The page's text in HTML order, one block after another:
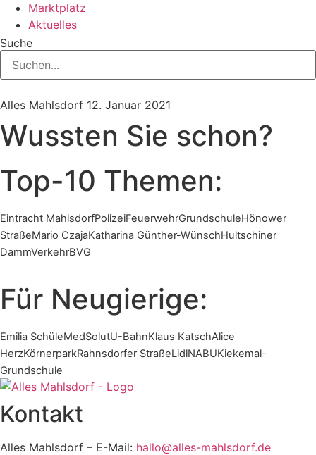
Marktplatz
Aktuelles
Suche
Alles Mahlsdorf 12. Januar 2021
Wussten Sie schon?
Top-10 Themen:
Eintracht MahlsdorfPolizeiFeuerwehrGrundschuleHönower
StraßeMario CzajaKatharina Günther-WünschHultschiner
DammVerkehrBVG
Für Neugierige:
Emilia SchüleMedSolutU-BahnKlaus KatschAlice
HerzKörnerparkRahnsdorfer StraßeLidlNABUKiekemal-
Grundschule
Kontakt
Alles Mahlsdorf – E-Mail: hallo@alles-mahlsdorf.de